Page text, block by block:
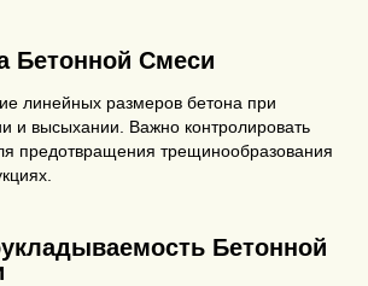
различные цвета
пигментов.
дорожек,
отделка
Бетонной Смеси
линейных размеров бетона при
и высыхании. Важно контролировать
предотвращения трещинообразования
Бетонной